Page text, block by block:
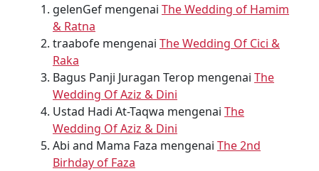
gelenGef mengenai The Wedding of Hamim
& Ratna
traabofe mengenai The Wedding Of Cici &
Raka
Bagus Panji Juragan Terop mengenai The
Wedding Of Aziz & Dini
Ustad Hadi At-Taqwa mengenai The
Wedding Of Aziz & Dini
Abi and Mama Faza mengenai The 2nd
Birhday of Faza